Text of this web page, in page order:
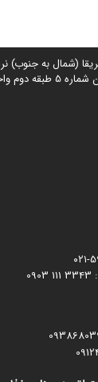
(شمال به جنوب)
3343 111 0903